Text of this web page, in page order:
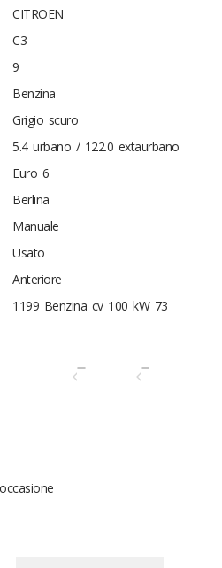
CITROEN
C3
9
Benzina
Grigio scuro
5.4 urbano / 122.0 extaurbano
Euro 6
Berlina
Manuale
Usato
Anteriore
1199 Benzina cv 100 kW 73